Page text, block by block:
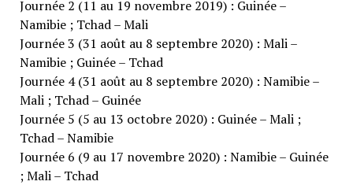
Journée 2 (11 au 19 novembre 2019) : Guinée –
Namibie ; Tchad – Mali
Journée 3 (31 août au 8 septembre 2020) : Mali –
Namibie ; Guinée – Tchad
Journée 4 (31 août au 8 septembre 2020) : Namibie –
Mali ; Tchad – Guinée
Journée 5 (5 au 13 octobre 2020) : Guinée – Mali ;
Tchad – Namibie
Journée 6 (9 au 17 novembre 2020) : Namibie – Guinée
; Mali – Tchad